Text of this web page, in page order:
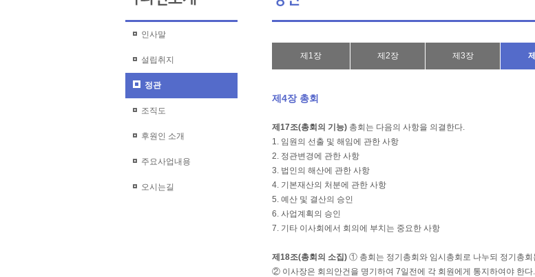
인사말
설립취지
정관
조직도
후원인 소개
주요사업내용
오시는길
제1장 제2장 제3장
제4장 총회
제17조(총회의 기능) 총회는 다음의 사항을 의결한다.
1. 임원의 선출 및 해임에 관한 사항
2. 정관변경에 관한 사항
3. 법인의 해산에 관한 사항
4. 기본재산의 처분에 관한 사항
5. 예산 및 결산의 승인
6. 사업계획의 승인
7. 기타 이사회에서 회의에 부치는 중요한 사항
제18조(총회의 소집) ① 총회는 정기총회와 임시총회로 나누되 정기총
② 이사장은 회의안건을 명기하여 7일전에 각 회원에게 통지하여야 한다.